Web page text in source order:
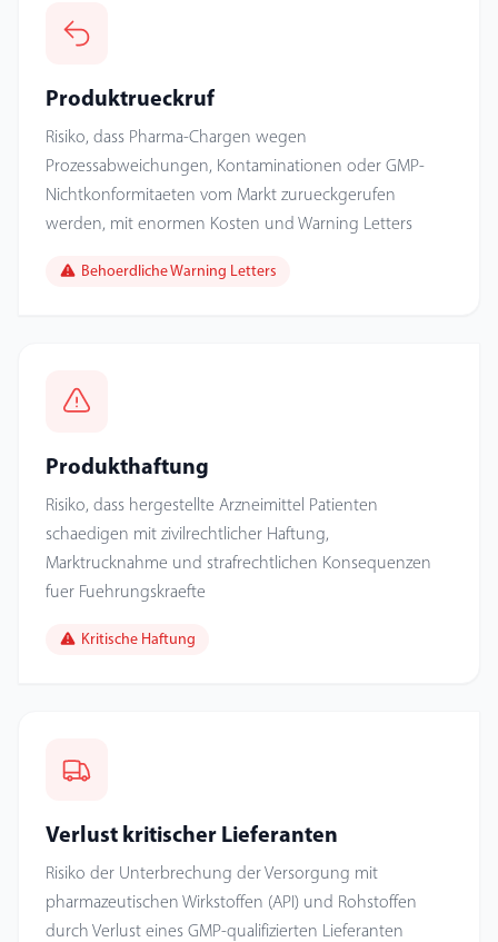
Produktrueckruf
Risiko, dass Pharma-Chargen wegen
Prozessabweichungen, Kontaminationen oder GMP-
Nichtkonformitaeten vom Markt zurueckgerufen
werden, mit enormen Kosten und Warning Letters
Behoerdliche Warning Letters
Produkthaftung
Risiko, dass hergestellte Arzneimittel Patienten
schaedigen mit zivilrechtlicher Haftung,
Marktrucknahme und strafrechtlichen Konsequenzen
fuer Fuehrungskraefte
Kritische Haftung
Verlust kritischer Lieferanten
Risiko der Unterbrechung der Versorgung mit
pharmazeutischen Wirkstoffen (API) und Rohstoffen
durch Verlust eines GMP-qualifizierten Lieferanten